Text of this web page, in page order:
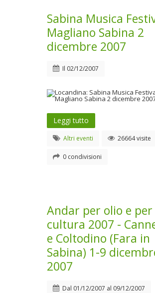
Sabina Musica
Magliano Sabina 2
dicembre 2007
Il 02/12/2007
Leggi tutto
Altri eventi 26664 visite
0 condivisioni
Andar per olio e per
cultura 2007 -
e Coltodino (Fara in
Sabina) 1-9
2007
Dal 01/12/2007 al 09/12/2007